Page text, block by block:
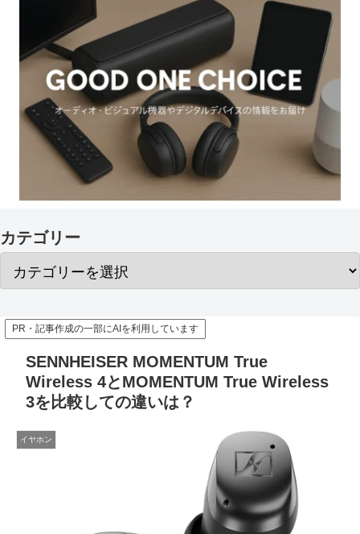
カテゴリー
PR・記事作成の一部にAIを利用しています
SENNHEISER MOMENTUM True
Wireless 4とMOMENTUM True Wireless
3を比較しての違いは？
イヤホン